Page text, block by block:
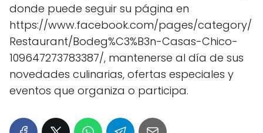
donde puede seguir su página en
https://www.facebook.com/pages/category/
Restaurant/Bodeg%C3%B3n-Casas-Chico-
109647273783387/, mantenerse al día de sus
novedades culinarias, ofertas especiales y
eventos que organiza o participa.